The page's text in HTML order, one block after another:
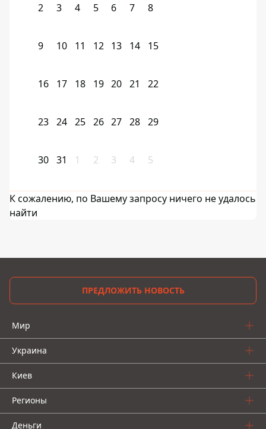
2 3 4 5 6 7 8
9 10 11 12 13 14 15
16 17 18 19 20 21 22
23 24 25 26 27 28 29
30 31 1 2 3 4 5
К сожалению, по Вашему запросу ничего не удалось
найти
ПРЕДЛОЖИТЬ НОВОСТЬ
Мир
Украина
Киев
Регионы
Деньги